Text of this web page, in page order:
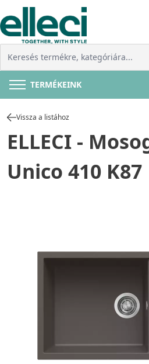
TERMÉKEINK
Vissza a listához
ELLECI -
Unico 410 K87